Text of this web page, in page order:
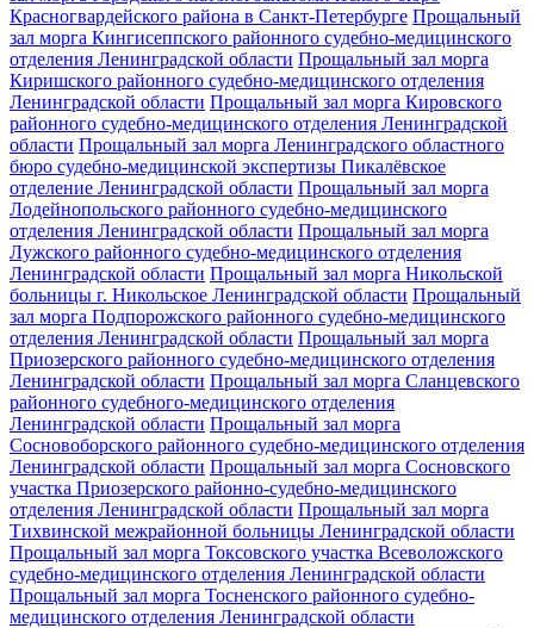
Красногвардейского района в Санкт-Петербурге Прощальный
зал морга Кингисеппского районного судебно-медицинского
отделения Ленинградской области Прощальный зал морга
Киришского районного судебно-медицинского отделения
Ленинградской области Прощальный зал морга Кировского
районного судебно-медицинского отделения Ленинградской
области Прощальный зал морга Ленинградского областного
бюро судебно-медицинской экспертизы Пикалёвское
отделение Ленинградской области Прощальный зал морга
Лодейнопольского районного судебно-медицинского
отделения Ленинградской области Прощальный зал морга
Лужского районного судебно-медицинского отделения
Ленинградской области Прощальный зал морга Никольской
больницы г. Никольское Ленинградской области Прощальный
зал морга Подпорожского районного судебно-медицинского
отделения Ленинградской области Прощальный зал морга
Приозерского районного судебно-медицинского отделения
Ленинградской области Прощальный зал морга Сланцевского
районного судебного-медицинского отделения
Ленинградской области Прощальный зал морга
Сосновоборского районного судебно-медицинского отделения
Ленинградской области Прощальный зал морга Сосновского
участка Приозерского районно-судебно-медицинского
отделения Ленинградской области Прощальный зал морга
Тихвинской межрайонной больницы Ленинградской области
Прощальный зал морга Токсовского участка Всеволожского
судебно-медицинского отделения Ленинградской области
Прощальный зал морга Тосненского районного судебно-
медицинского отделения Ленинградской области